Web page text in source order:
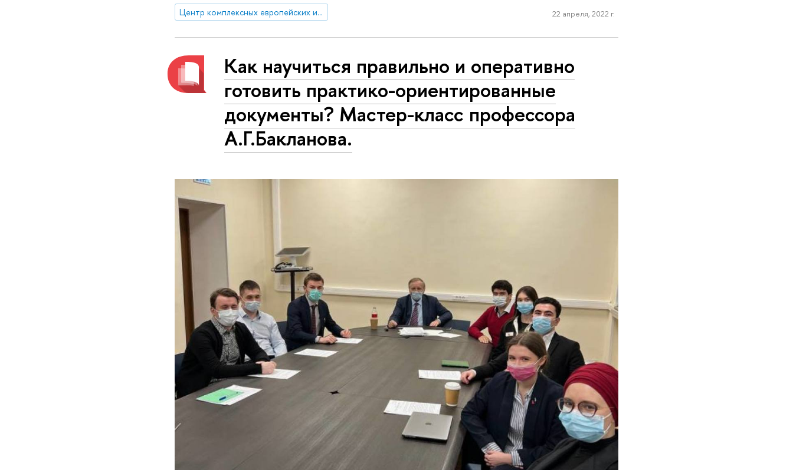
Центр комплексных европейских и международных исследований (ЦКЕМИ) 22 апреля, 2022 г.
Как научиться правильно и оперативно
готовить практико-ориентированные
документы? Мастер-класс профессора
А.Г.Бакланова.